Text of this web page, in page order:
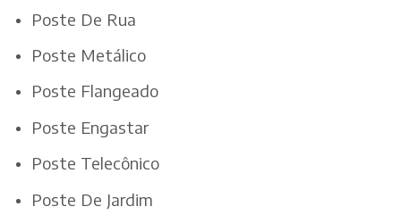
Poste De Rua
Poste Metálico
Poste Flangeado
Poste Engastar
Poste Telecônico
Poste De Jardim